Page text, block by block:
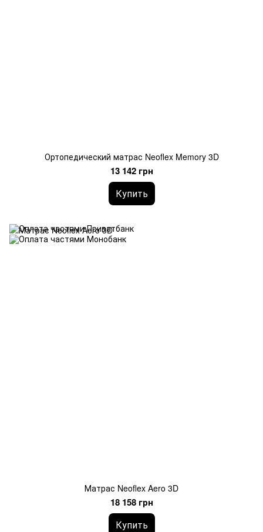
Ортопедический матрас Neoflex Memory 3D
13 142 грн
Купить
Матрас Neoflex Aero 3D
18 158 грн
Купить